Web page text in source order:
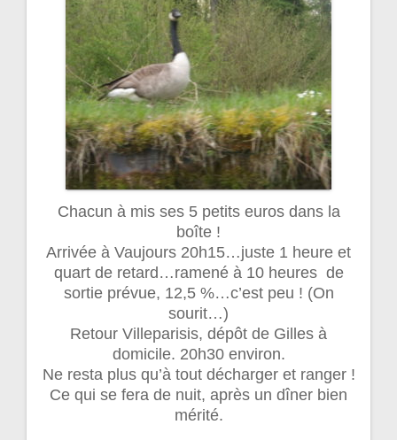
Chacun à mis ses 5 petits euros dans la
boîte !
Arrivée à Vaujours 20h15…juste 1 heure et
quart de retard…ramené à 10 heures de
sortie prévue, 12,5 %…c’est peu ! (On
sourit…)
Retour Villeparisis, dépôt de Gilles à
domicile. 20h30 environ.
Ne resta plus qu’à tout décharger et ranger !
Ce qui se fera de nuit, après un dîner bien
mérité.